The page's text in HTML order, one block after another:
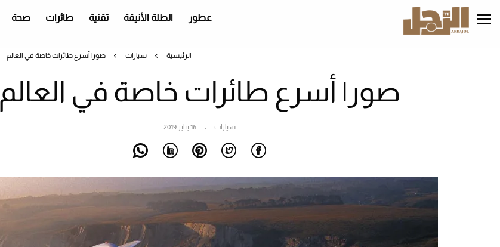
إلى
المحتوى
عطور الطلة الأنيقة تقنية طائرات صحة
الرئيسية سيارات صور| أسرع طائرات خاصة في العالم
صور| أسرع طائرات خاصة في العالم
سيارات 16 يناير 2019